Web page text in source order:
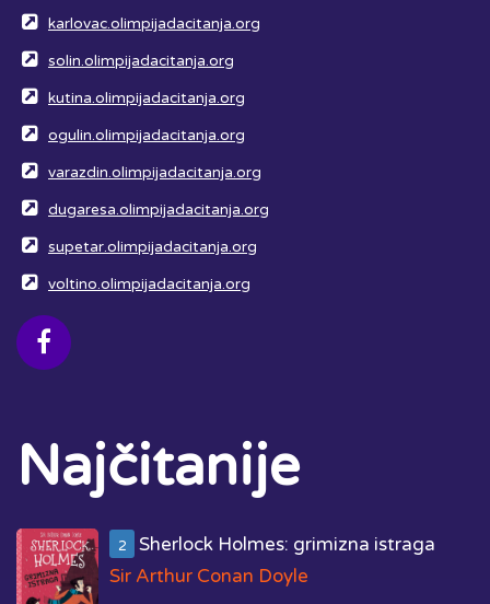
karlovac.olimpijadacitanja.org
solin.olimpijadacitanja.org
kutina.olimpijadacitanja.org
ogulin.olimpijadacitanja.org
varazdin.olimpijadacitanja.org
dugaresa.olimpijadacitanja.org
supetar.olimpijadacitanja.org
voltino.olimpijadacitanja.org
Najčitanije
2
Sherlock Holmes: grimizna istraga
Sir Arthur Conan Doyle